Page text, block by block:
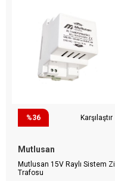
%36 Karşılaştır
Mutlusan
Mutlusan 15V Raylı Sistem Zil
Trafosu